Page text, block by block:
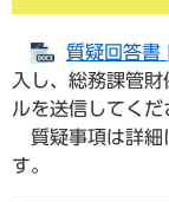
質疑回答
入し、総務課管財
ルを送信してくだ
質疑事項は詳細
す。